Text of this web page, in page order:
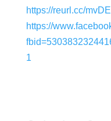
https://reurl.cc/
https://
1